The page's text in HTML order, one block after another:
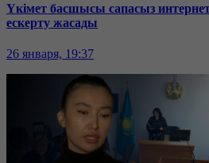
Үкімет басшысы сапасыз
ескерту жасады
26 января, 19:37